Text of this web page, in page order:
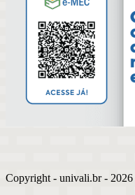
Copyright - univali.br - 2026